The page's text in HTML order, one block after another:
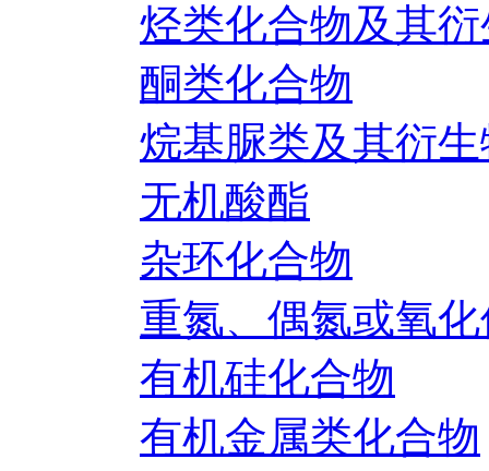
烃类化合物及其
酮类化合物
烷基脲类及其衍
无机酸酯
杂环化合物
重氮、偶氮或氧
有机硅化合物
有机金属类化合物